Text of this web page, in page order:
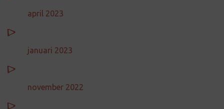
april 2023
januari 2023
november 2022